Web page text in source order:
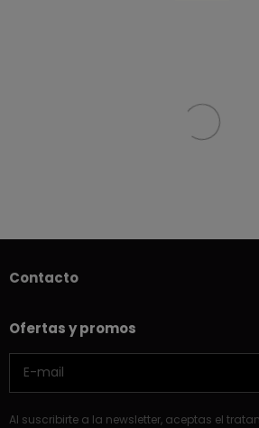
Contacto
Ofertas y promos
Al suscribirte a la newsletter, aceptas el